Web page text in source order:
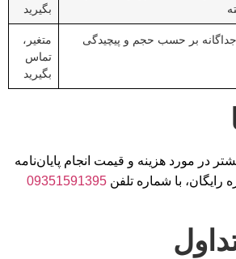
بگیرید
جداگانه بر حسب حجم و پیچیدگی
متغیر،
تماس
بگیرید
در مورد هزینه و قیمت انجام پایان‌نامه
رایگان، با شماره تلفن 09351591395